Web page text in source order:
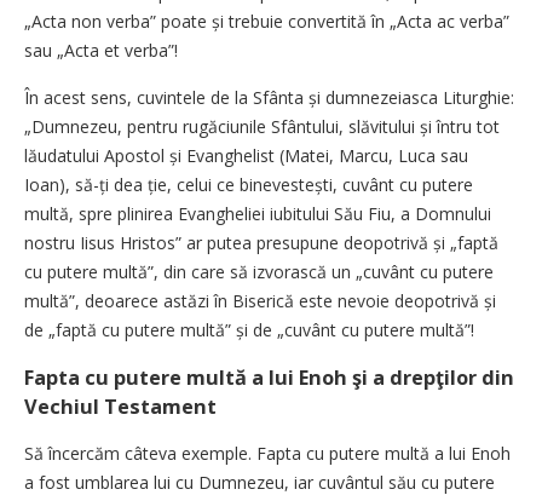
­„Acta non verba” poate și trebuie convertită în „Acta ac verba”
sau „Acta et verba”!
În acest sens, cuvintele de la Sfânta și dumnezeiasca Liturghie:
„Dumnezeu, pentru rugăciunile Sfântului, slăvitului și întru tot
lăudatului Apostol și Evanghelist (Matei, Marcu, Luca sau
Ioan), să-ți dea ție, celui ce binevestești, cuvânt cu putere
multă, spre plinirea Evangheliei iubitului Său Fiu, a Domnului
nostru Iisus Hristos” ar putea presupune deopotrivă și „faptă
cu putere multă”, din care să izvorască un „cuvânt cu putere
multă”, deoarece astăzi în Biserică este nevoie deopotrivă și
de „faptă cu putere multă” și de „cuvânt cu putere multă”!
Fapta cu putere multă a lui Enoh şi a drepţilor din
Vechiul Testament
Să încercăm câteva exemple. Fapta cu putere multă a lui Enoh
a fost umblarea lui cu Dumnezeu, iar cuvântul său cu putere